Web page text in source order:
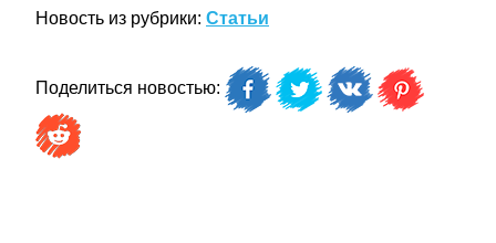
Новость из рубрики: Статьи
Поделиться новостью: